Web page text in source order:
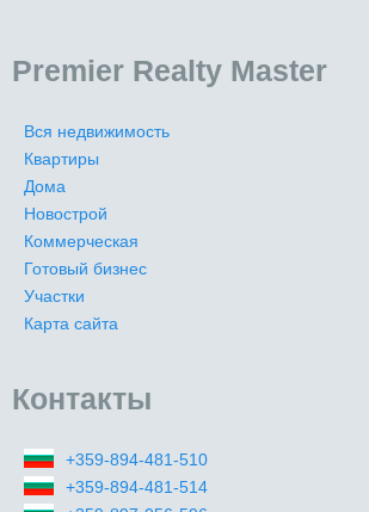
Premier Realty Master
Вся недвижимость
Квартиры
Дома
Новострой
Коммерческая
Готовый бизнес
Участки
Карта сайта
Контакты
+359-894-481-510
+359-894-481-514